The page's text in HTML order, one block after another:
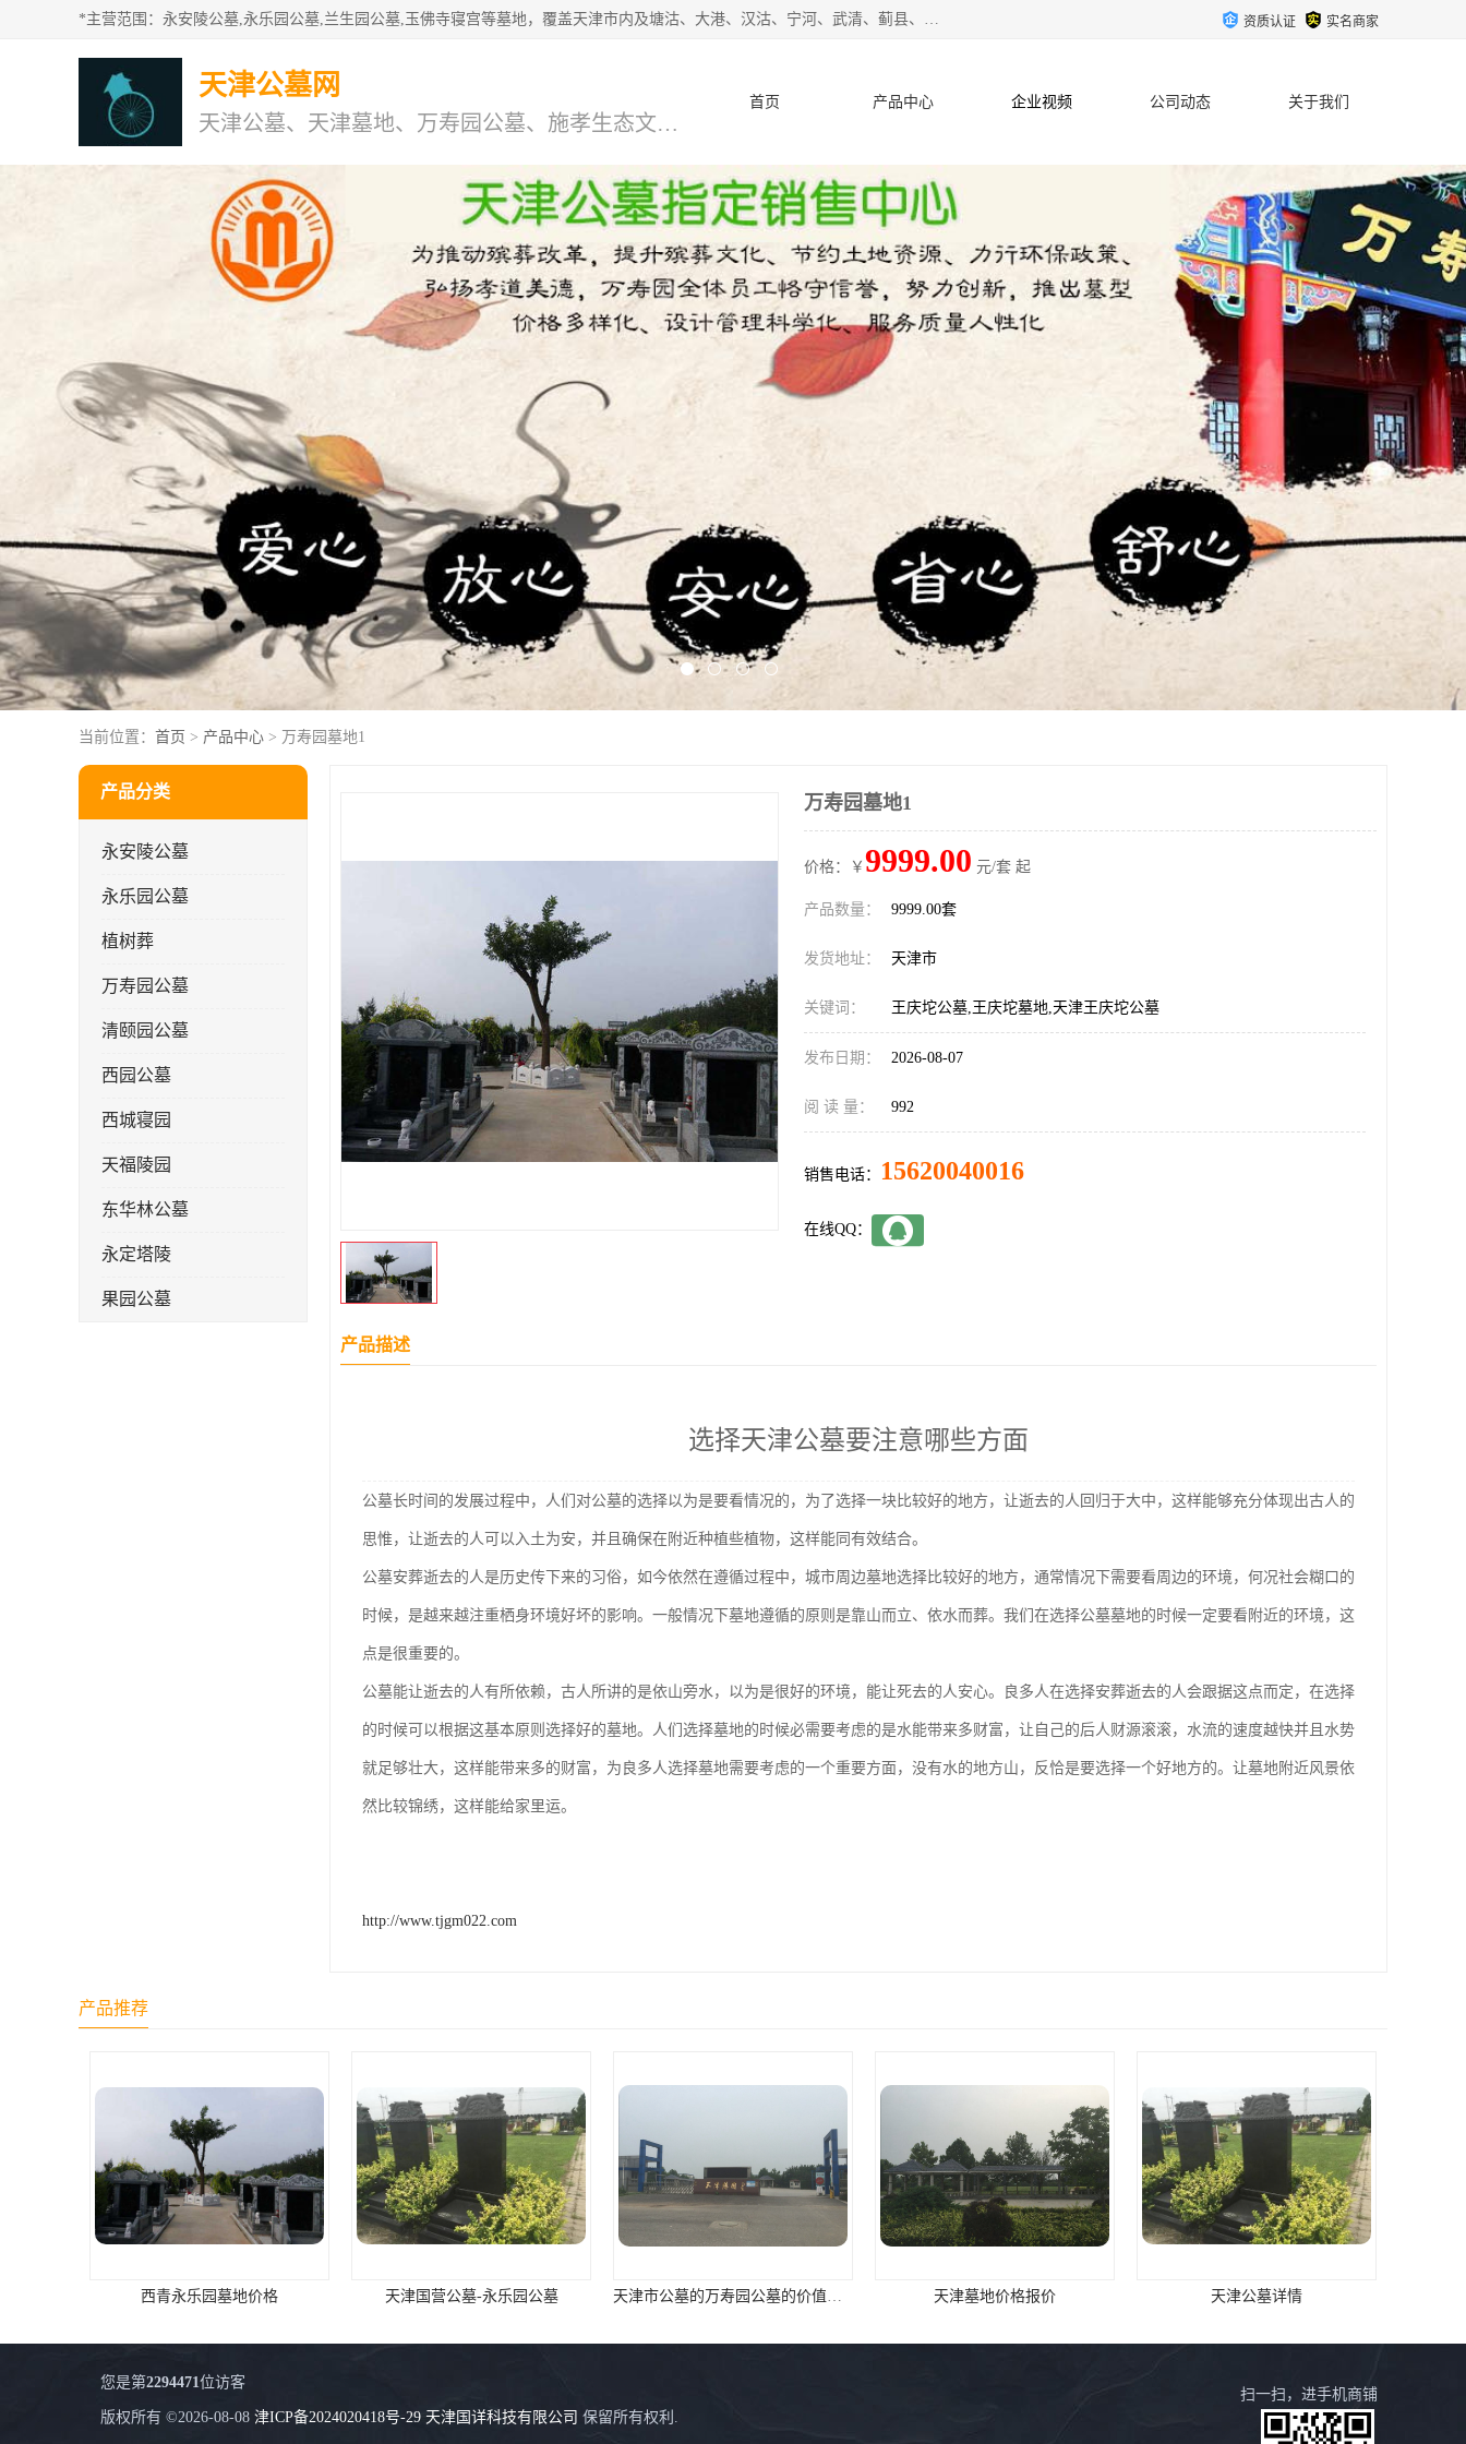
*主营范围：永安陵公墓,永乐园公墓,兰生园公墓,玉佛寺寝宫等墓地，覆盖天津市内及塘沽、大港、汉沽、宁河、武清、蓟县、静海、廊坊、北京、沧州等区域本中心由中国公墓网、天津公墓网、中国陵网、中国周易学会联合推举，我们的团队将会以优质的服务，竭诚为您服务，期待您的来电。 资质认证 实名商家
天津公墓网
天津公墓、天津墓地、万寿园公墓、施孝生态文化陵园
首页 产品中心 企业视频 公司动态 关于我们
当前位置： 首页 > 产品中心 > 万寿园墓地1
产品分类
永安陵公墓
永乐园公墓
植树葬
万寿园公墓
清颐园公墓
西园公墓
西城寝园
天福陵园
东华林公墓
永定塔陵
果园公墓
鹤祥园公墓
天津寝园
怡静园公墓
永安陵
天津殡葬服务
万寿园墓地1
价格：￥ 9999.00 元/套 起
产品数量： 9999.00套
发货地址： 天津市
关键词： 王庆坨公墓,王庆坨墓地,天津王庆坨公墓
发布日期： 2026-08-07
阅 读 量： 992
销售电话： 15620040016
在线QQ：
产品描述
选择天津公墓要注意哪些方面
公墓长时间的发展过程中，人们对公墓的选择以为是要看情况的，为了选择一块比较好的地方，让逝去的人回归于大中，这样能够充分体现出古人的
思惟，让逝去的人可以入土为安，并且确保在附近种植些植物，这样能同有效结合。
公墓安葬逝去的人是历史传下来的习俗，如今依然在遵循过程中，城市周边墓地选择比较好的地方，通常情况下需要看周边的环境，何况社会糊口的
时候，是越来越注重栖身环境好坏的影响。一般情况下墓地遵循的原则是靠山而立、依水而葬。我们在选择公墓墓地的时候一定要看附近的环境，这
点是很重要的。
公墓能让逝去的人有所依赖，古人所讲的是依山旁水，以为是很好的环境，能让死去的人安心。良多人在选择安葬逝去的人会跟据这点而定，在选择
的时候可以根据这基本原则选择好的墓地。人们选择墓地的时候必需要考虑的是水能带来多财富，让自己的后人财源滚滚，水流的速度越快并且水势
就足够壮大，这样能带来多的财富，为良多人选择墓地需要考虑的一个重要方面，没有水的地方山，反恰是要选择一个好地方的。让墓地附近风景依
然比较锦绣，这样能给家里运。
http://www.tjgm022.com
产品推荐
西青永乐园墓地价格 天津国营公墓-永乐园公墓 天津市公墓的万寿园公墓的价值咨询 天津墓地价格报价 天津公墓详情
您是第2294471位访客
版权所有 ©2026-08-08 津ICP备2024020418号-29 天津国详科技有限公司 保留所有权利.
扫一扫，进手机商铺